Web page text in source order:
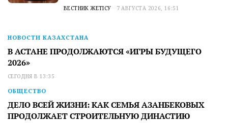
ВЕСТНИК ЖЕТІСУ 7 АВГУСТА 2026, 16:51
НОВОСТИ КАЗАХСТАНА
В АСТАНЕ ПРОДОЛЖАЮТСЯ «ИГРЫ БУДУЩЕГО
2026»
СЕГОДНЯ В 13:35
ОБЩЕСТВО
ДЕЛО ВСЕЙ ЖИЗНИ: КАК СЕМЬЯ АЗАНБЕКОВЫХ
ПРОДОЛЖАЕТ СТРОИТЕЛЬНУЮ ДИНАСТИЮ